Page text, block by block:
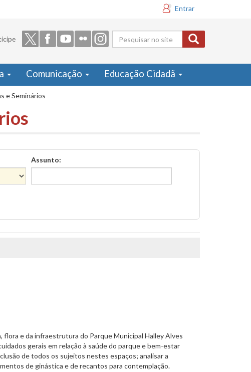
Entrar
Formulário
de busca
Comunicação Educação Cidadã
e Seminários
Assunto:
flora e da infraestrutura do Parque Municipal Halley Alves
gerais em relação à saúde do parque e bem-estar
de todos os sujeitos nestes espaços; analisar a
de ginástica e de recantos para contemplação.